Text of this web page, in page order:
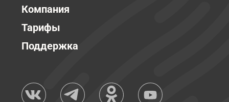
Компания
Тарифы
Поддержка